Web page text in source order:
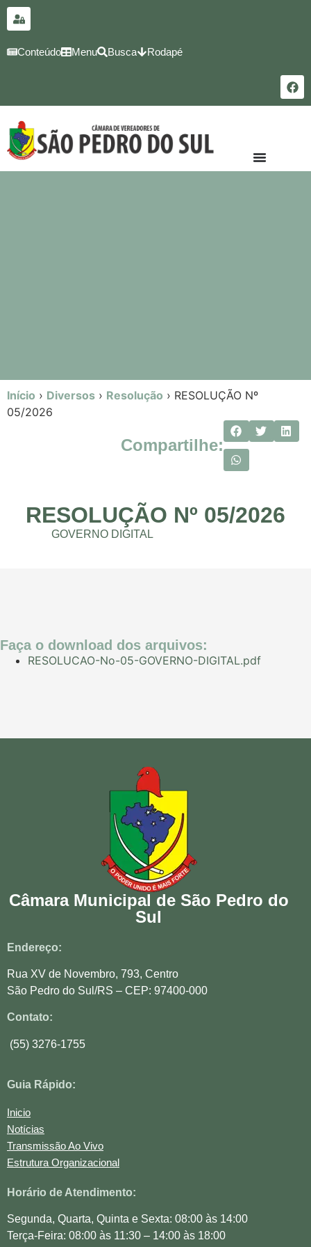
conteúdo
Conteúdo Menu Busca Rodapé
Início › Diversos › Resolução › RESOLUÇÃO Nº
05/2026
Compartilhe:
RESOLUÇÃO Nº 05/2026
GOVERNO DIGITAL
Faça o download dos arquivos:
RESOLUCAO-No-05-GOVERNO-DIGITAL.pdf
Câmara Municipal de São Pedro do
Sul
Endereço:
Rua XV de Novembro, 793, Centro
São Pedro do Sul/RS – CEP: 97400-000
Contato:
(55) 3276-1755
Guia Rápido:
Inicio
Notícias
Transmissão Ao Vivo
Estrutura Organizacional
Horário de Atendimento:
Segunda, Quarta, Quinta e Sexta: 08:00 às 14:00
Terça-Feira: 08:00 às 11:30 – 14:00 às 18:00